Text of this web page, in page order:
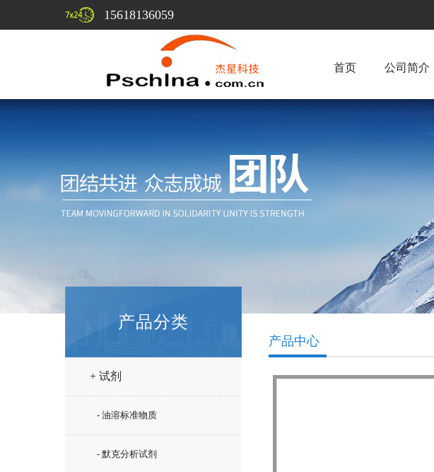
15618136059
首页 公司简介
产品分类
+ 试剂
- 油溶标准物质
- 默克分析试剂
产品中心